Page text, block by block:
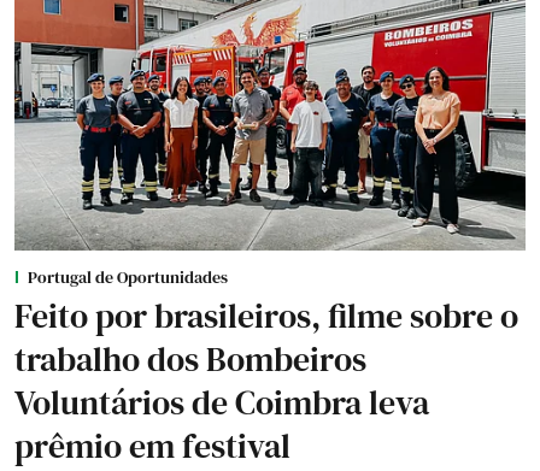
Portugal de Oportunidades
Feito por brasileiros, filme sobre o
trabalho dos Bombeiros
Voluntários de Coimbra leva
prêmio em festival